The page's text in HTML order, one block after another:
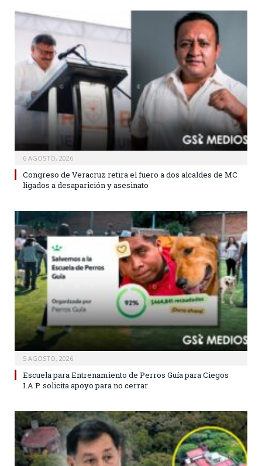
6 AGOSTO, 2026
Congreso de Veracruz retira el fuero a dos alcaldes de MC
ligados a desaparición y asesinato
5 AGOSTO, 2026
Escuela para Entrenamiento de Perros Guía para Ciegos
I.A.P. solicita apoyo para no cerrar